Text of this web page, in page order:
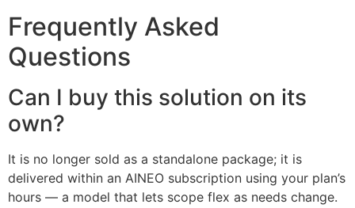
Frequently Asked
Questions
Can I buy this solution on its
own?
It is no longer sold as a standalone package; it is
delivered within an AINEO subscription using your plan’s
hours — a model that lets scope flex as needs change.